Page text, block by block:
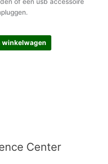
of een usb accessoire
winkelwagen
Center